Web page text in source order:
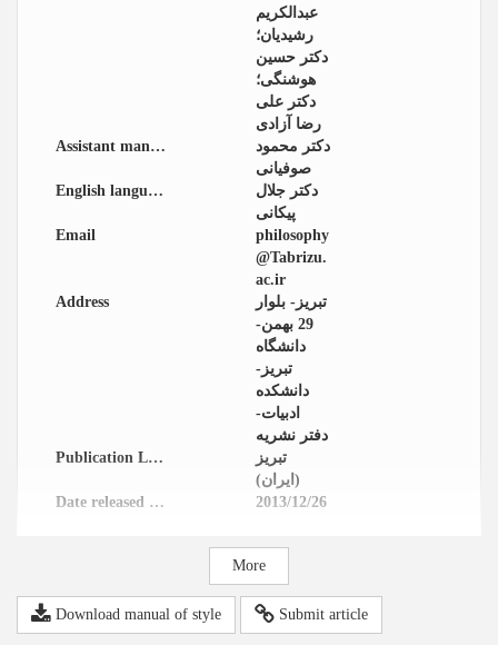
عبدالکریم
رشیدیان؛
دکتر حسین
هوشنگی؛
دکتر علی
رضا آزادی
Assistant manager
دکتر محمود
صوفیانی
English language editor
دکتر جلال
پیکانی
Email
philosophy
@Tabrizu.
ac.ir
Address
تبریز- بلوار
29 بهمن-
دانشگاه
تبریز-
دانشکده
ادبیات-
دفتر نشریه
Publication Location
تبریز
(ایران)
Date released in website
2013/12/26
More
Download manual of style Submit article